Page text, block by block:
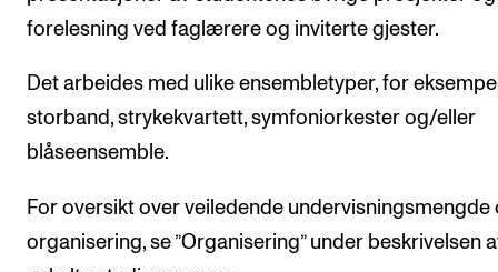
forelesning ved faglærere og inviterte gjester.
Det arbeides med ulike ensembletyper, for
storband, strykekvartett, symfoniorkester og/eller
blåseensemble.
For oversikt over veiledende undervisningsmengde
organisering, se ”Organisering” under beskrivelsen